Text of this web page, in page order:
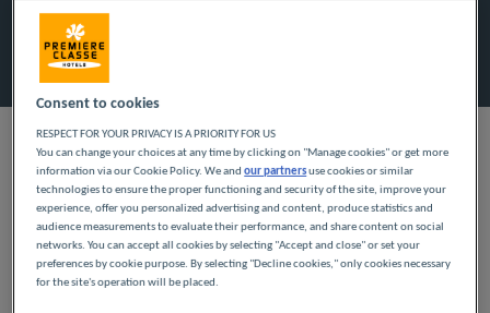
NASZE HOTELE W
CHASSE-SUR-RHÔNE W
NISKICH CENACH
Consent to cookies
RESPECT FOR YOUR PRIVACY IS A PRIORITY FOR US
You can change your choices at any time by clicking on "Manage cookies" or get more
information via our Cookie Policy. We andour partnersuse cookies or similar
technologies to ensure the proper functioning and security of the site, improve your
experience, offer you personalized advertising and content, produce statistics and
audience measurements to evaluate their performance, and share content on social
networks. You can accept all cookies by selecting "Accept and close" or set your
preferences by cookie purpose. By selecting "Decline cookies," only cookies necessary
for the site's operation will be placed.